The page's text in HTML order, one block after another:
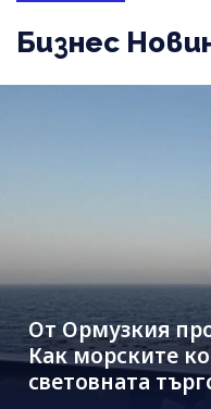
Бизнес
От Ормузкия
Как морските
световната